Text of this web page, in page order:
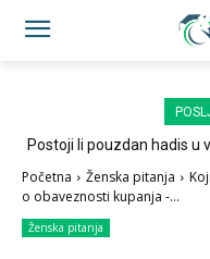
Postoji li pouzdan hadis
Početna Ženska pitanja
o obaveznosti kupanja -...
Ženska pitanja